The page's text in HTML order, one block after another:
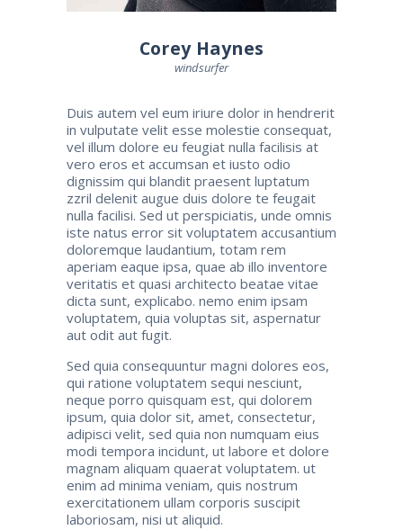
Corey Haynes
windsurfer
Duis autem vel eum iriure dolor in hendrerit
in vulputate velit esse molestie consequat,
vel illum dolore eu feugiat nulla facilisis at
vero eros et accumsan et iusto odio
dignissim qui blandit praesent luptatum
zzril delenit augue duis dolore te feugait
nulla facilisi. Sed ut perspiciatis, unde omnis
iste natus error sit voluptatem accusantium
doloremque laudantium, totam rem
aperiam eaque ipsa, quae ab illo inventore
veritatis et quasi architecto beatae vitae
dicta sunt, explicabo. nemo enim ipsam
voluptatem, quia voluptas sit, aspernatur
aut odit aut fugit.
Sed quia consequuntur magni dolores eos,
qui ratione voluptatem sequi nesciunt,
neque porro quisquam est, qui dolorem
ipsum, quia dolor sit, amet, consectetur,
adipisci velit, sed quia non numquam eius
modi tempora incidunt, ut labore et dolore
magnam aliquam quaerat voluptatem. ut
enim ad minima veniam, quis nostrum
exercitationem ullam corporis suscipit
laboriosam, nisi ut aliquid.